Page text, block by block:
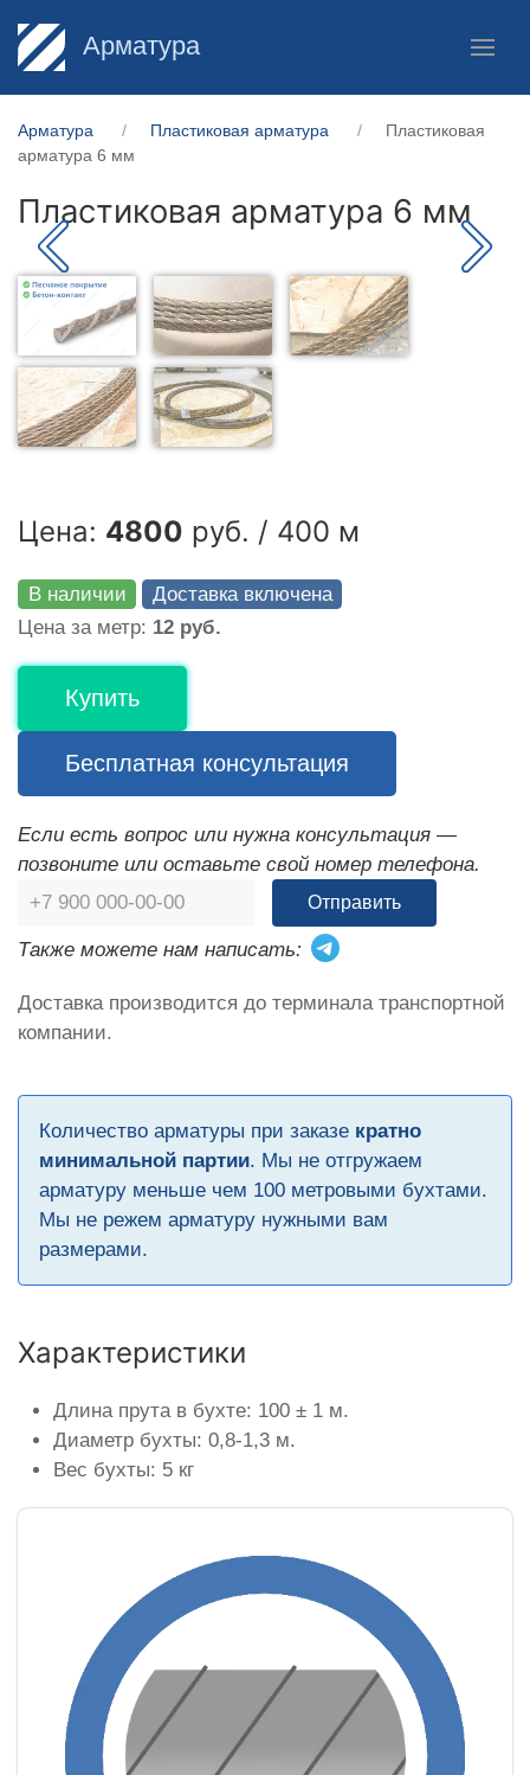
Арматура
Арматура Пластиковая арматура
Пластиковая
арматура 6 мм
Пластиковая арматура 6 мм
Цена: 4800 руб. / 400 м
В наличии
Доставка включена
Цена за метр: 12 руб.
Купить
Бесплатная консультация
Если есть вопрос или нужна консультация —
позвоните или оставьте свой номер телефона.
Отправить
Также можете нам написать:
Доставка производится до терминала транспортной
компании.
Количество арматуры при заказе кратно
минимальной партии. Мы не отгружаем
арматуру меньше чем 100 метровыми бухтами.
Мы не режем арматуру нужными вам
размерами.
Характеристики
Длина прута в бухте: 100 ± 1 м.
Диаметр бухты: 0,8-1,3 м.
Вес бухты: 5 кг